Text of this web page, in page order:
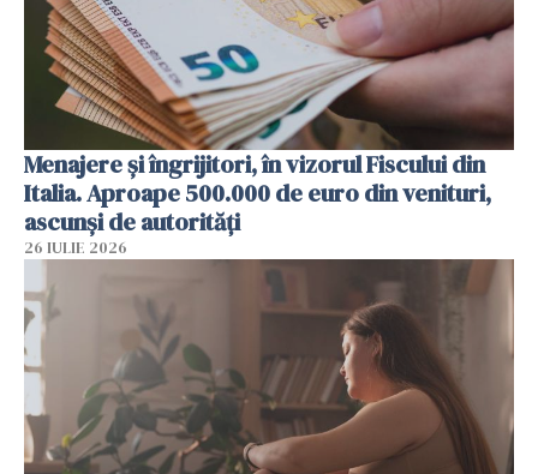
Menajere și îngrijitori, în vizorul Fiscului din
Italia. Aproape 500.000 de euro din venituri,
ascunși de autorități
26 IULIE 2026